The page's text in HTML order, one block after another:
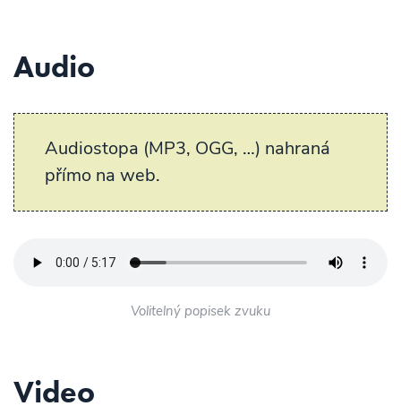
Audio
Audiostopa (MP3, OGG, …) nahraná
přímo na web.
Volitelný popisek zvuku
Video